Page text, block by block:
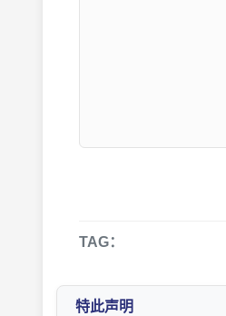
TAG：
特此声明